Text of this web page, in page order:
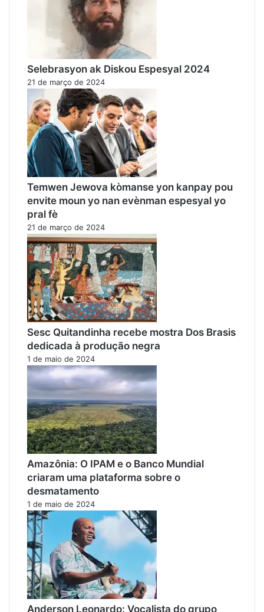
Selebrasyon ak Diskou Espesyal 2024
21 de março de 2024
Temwen Jewova kòmanse yon kanpay pou
envite moun yo nan evènman espesyal yo
pral fè
21 de março de 2024
Sesc Quitandinha recebe mostra Dos Brasis
dedicada à produção negra
1 de maio de 2024
Amazônia: O IPAM e o Banco Mundial
criaram uma plataforma sobre o
desmatamento
1 de maio de 2024
Anderson Leonardo: Vocalista do grupo